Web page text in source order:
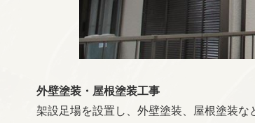
外壁塗装・屋根塗装工事
架設足場を設置し、外壁塗装、屋根塗装